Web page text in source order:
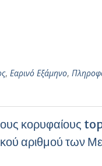
, Εαρινό Εξάμηνο,
κορυφαίους
αριθμού των